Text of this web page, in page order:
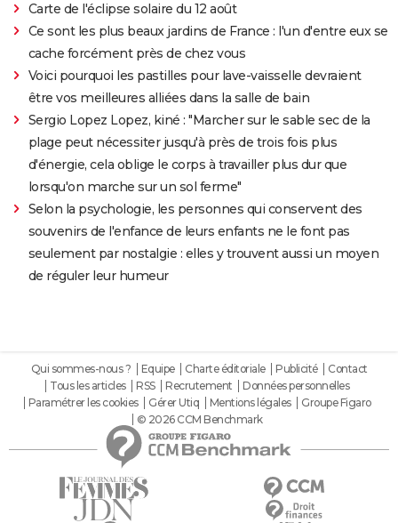
Carte de l'éclipse solaire du 12 août
Ce sont les plus beaux jardins de France : l'un d'entre eux se
cache forcément près de chez vous
Voici pourquoi les pastilles pour lave-vaisselle devraient
être vos meilleures alliées dans la salle de bain
Sergio Lopez Lopez, kiné : "Marcher sur le sable sec de la
plage peut nécessiter jusqu'à près de trois fois plus
d'énergie, cela oblige le corps à travailler plus dur que
lorsqu'on marche sur un sol ferme"
Selon la psychologie, les personnes qui conservent des
souvenirs de l'enfance de leurs enfants ne le font pas
seulement par nostalgie : elles y trouvent aussi un moyen
de réguler leur humeur
Qui sommes-nous ? Equipe Charte éditoriale Publicité
Contact
Tous les articles
RSS Recrutement
Données personnelles
Paramétrer les cookies
Gérer Utiq Mentions légales
Groupe Figaro
© 2026 CCM Benchmark